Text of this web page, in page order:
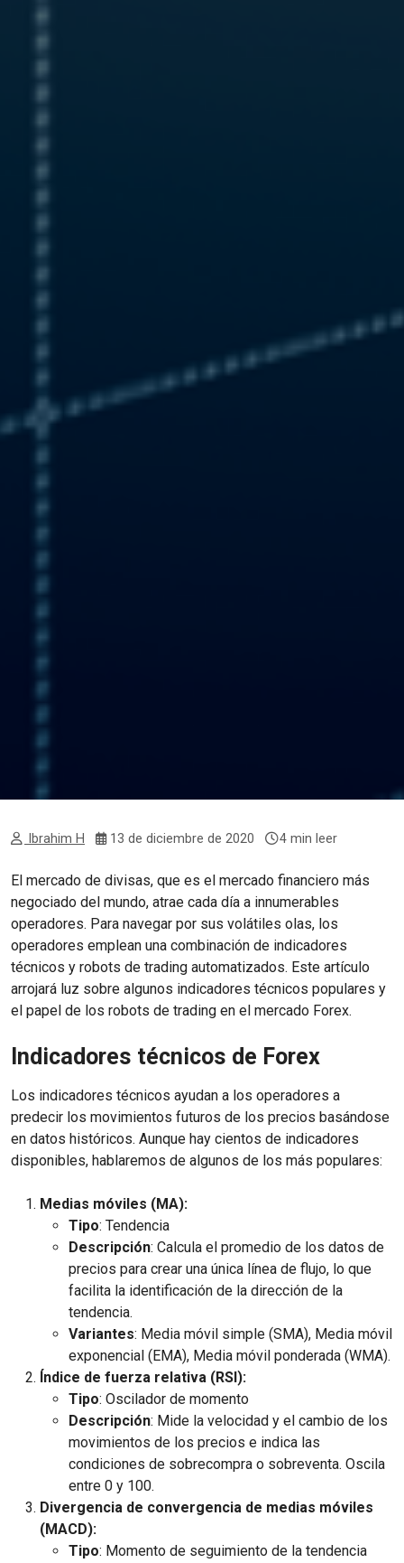
Ibrahim H 13 de diciembre de 2020 4 min leer
El mercado de divisas, que es el mercado financiero más
negociado del mundo, atrae cada día a innumerables
operadores. Para navegar por sus volátiles olas, los
operadores emplean una combinación de indicadores
técnicos y robots de trading automatizados. Este artículo
arrojará luz sobre algunos indicadores técnicos populares y
el papel de los robots de trading en el mercado Forex.
Indicadores técnicos de Forex
Los indicadores técnicos ayudan a los operadores a
predecir los movimientos futuros de los precios basándose
en datos históricos. Aunque hay cientos de indicadores
disponibles, hablaremos de algunos de los más populares:
Medias móviles (MA):
Tipo: Tendencia
Descripción: Calcula el promedio de los datos de
precios para crear una única línea de flujo, lo que
facilita la identificación de la dirección de la
tendencia.
Variantes: Media móvil simple (SMA), Media móvil
exponencial (EMA), Media móvil ponderada (WMA).
Índice de fuerza relativa (RSI):
Tipo: Oscilador de momento
Descripción: Mide la velocidad y el cambio de los
movimientos de los precios e indica las
condiciones de sobrecompra o sobreventa. Oscila
entre 0 y 100.
Divergencia de convergencia de medias móviles
(MACD):
Tipo: Momento de seguimiento de la tendencia